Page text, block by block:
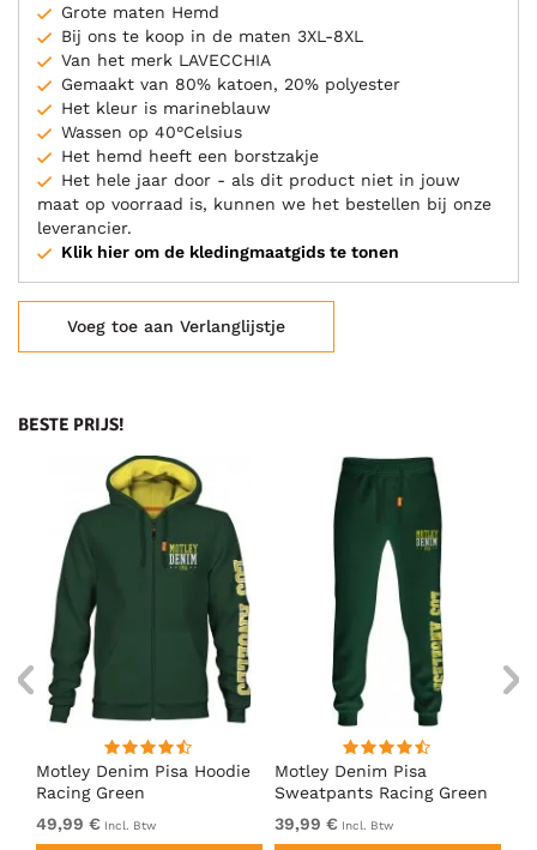
Grote maten Hemd
Bij ons te koop in de maten 3XL-8XL
Van het merk LAVECCHIA
Gemaakt van 80% katoen, 20% polyester
Het kleur is marineblauw
Wassen op 40°Celsius
Het hemd heeft een borstzakje
Het hele jaar door - als dit product niet in jouw
maat op voorraad is, kunnen we het bestellen bij onze
leverancier.
Klik hier om de kledingmaatgids te tonen
Voeg toe aan Verlanglijstje
BESTE PRIJS!
Motley Denim Pisa Hoodie
Racing Green
49,99 € Incl. Btw
Motley Denim Pisa
Sweatpants Racing Green
39,99 € Incl. Btw